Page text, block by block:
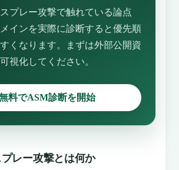
プレー攻撃で触れている論点
インを実際に診断すると優先順
くなります。まずは外部公開資
視化してください。
料でASM診断を開始
レー攻撃とは何か